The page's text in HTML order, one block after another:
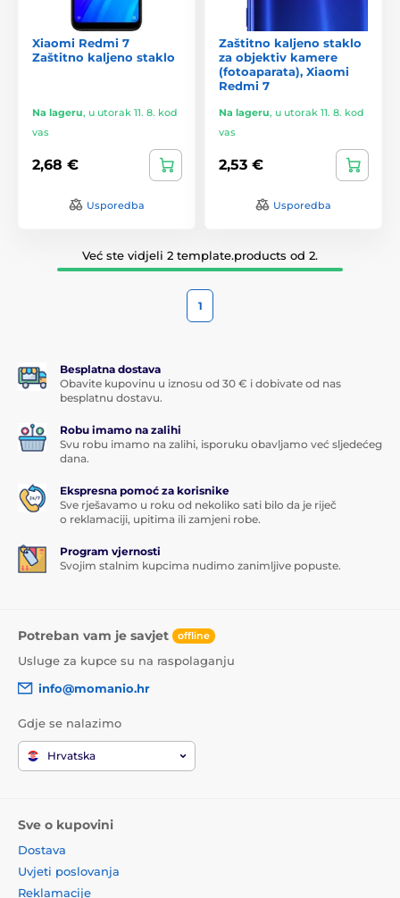
Xiaomi Redmi 7
Zaštitno kaljeno staklo
Na lageru, u utorak 11. 8. kod
vas
2,68 €
Usporedba
Zaštitno kaljeno staklo
za objektiv kamere
(fotoaparata), Xiaomi
Redmi 7
Na lageru, u utorak 11. 8. kod
vas
2,53 €
Usporedba
Već ste vidjeli 2 template.products od 2.
1
Besplatna dostava
Obavite kupovinu u iznosu od 30 € i dobivate od nas
besplatnu dostavu.
Robu imamo na zalihi
Svu robu imamo na zalihi, isporuku obavljamo već sljedećeg
dana.
Ekspresna pomoć za korisnike
Sve rješavamo u roku od nekoliko sati bilo da je riječ
o reklamaciji, upitima ili zamjeni robe.
Program vjernosti
Svojim stalnim kupcima nudimo zanimljive popuste.
Potreban vam je savjet offline
Usluge za kupce su na raspolaganju
info@momanio.hr
Gdje se nalazimo
Hrvatska
Sve o kupovini
Dostava
Uvjeti poslovanja
Reklamacije